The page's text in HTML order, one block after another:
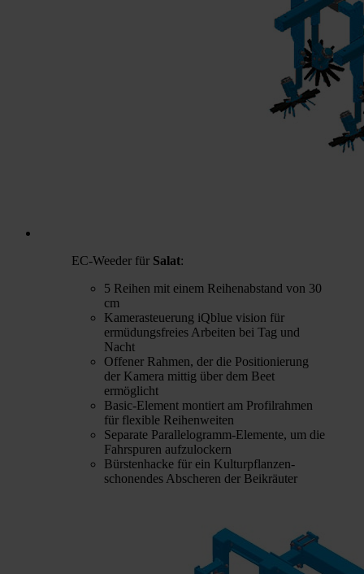
EC-Weeder für Salat:
5 Reihen mit einem Reihenabstand von 30
cm
Kamerasteuerung iQblue vision für
ermüdungsfreies Arbeiten bei Tag und
Nacht
Offener Rahmen, der die Positionierung
der Kamera mittig über dem Beet
ermöglicht
Basic-Element montiert am Profilrahmen
für flexible Reihenweiten
Separate Parallelogramm-Elemente, um die
Fahrspuren aufzulockern
Bürstenhacke für ein Kulturpflanzen-
schonendes Abscheren der Beikräuter